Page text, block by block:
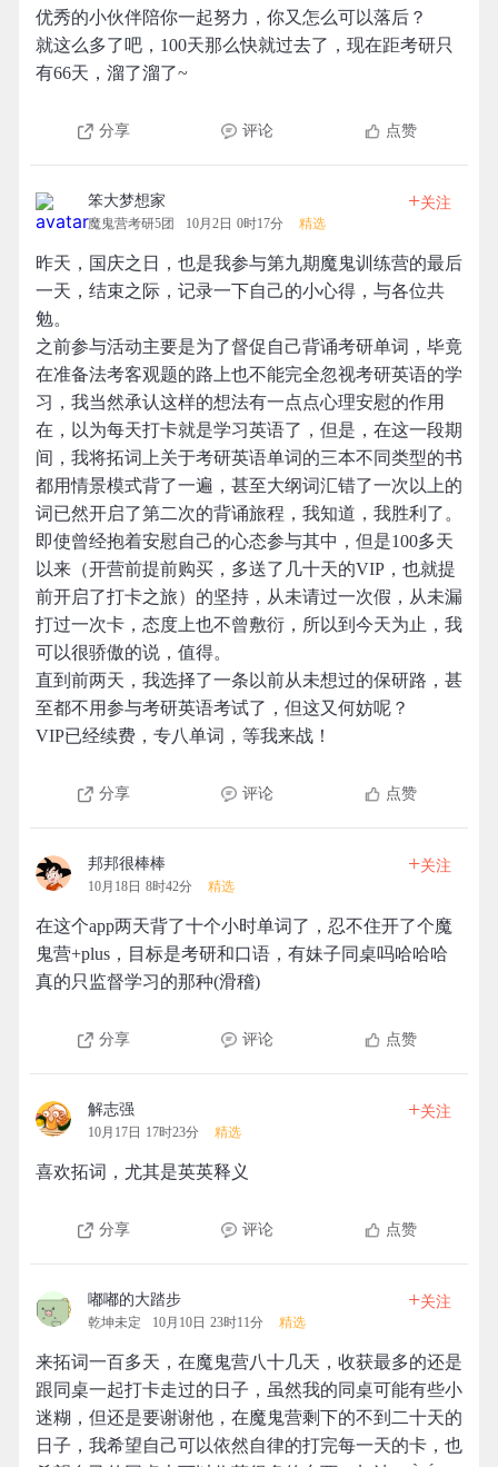
优秀的小伙伴陪你一起努力，你又怎么可以落后？
就这么多了吧，100天那么快就过去了，现在距考研只
有66天，溜了溜了~
分享 评论 点赞
笨大梦想家
魔鬼营考研5团 10月2日 0时17分 精选
+关注
昨天，国庆之日，也是我参与第九期魔鬼训练营的最后
一天，结束之际，记录一下自己的小心得，与各位共
勉。
之前参与活动主要是为了督促自己背诵考研单词，毕竟
在准备法考客观题的路上也不能完全忽视考研英语的学
习，我当然承认这样的想法有一点点心理安慰的作用
在，以为每天打卡就是学习英语了，但是，在这一段期
间，我将拓词上关于考研英语单词的三本不同类型的书
都用情景模式背了一遍，甚至大纲词汇错了一次以上的
词已然开启了第二次的背诵旅程，我知道，我胜利了。
即使曾经抱着安慰自己的心态参与其中，但是100多天
以来（开营前提前购买，多送了几十天的VIP，也就提
前开启了打卡之旅）的坚持，从未请过一次假，从未漏
打过一次卡，态度上也不曾敷衍，所以到今天为止，我
可以很骄傲的说，值得。
直到前两天，我选择了一条以前从未想过的保研路，甚
至都不用参与考研英语考试了，但这又何妨呢？
VIP已经续费，专八单词，等我来战！
分享 评论 点赞
邦邦很棒棒
10月18日 8时42分 精选
+关注
在这个app两天背了十个小时单词了，忍不住开了个魔
鬼营+plus，目标是考研和口语，有妹子同桌吗哈哈哈
真的只监督学习的那种(滑稽)
分享 评论 点赞
解志强
10月17日 17时23分 精选
+关注
喜欢拓词，尤其是英英释义
分享 评论 点赞
嘟嘟的大踏步
乾坤未定 10月10日 23时11分 精选
+关注
来拓词一百多天，在魔鬼营八十几天，收获最多的还是
跟同桌一起打卡走过的日子，虽然我的同桌可能有些小
迷糊，但还是要谢谢他，在魔鬼营剩下的不到二十天的
日子，我希望自己可以依然自律的打完每一天的卡，也